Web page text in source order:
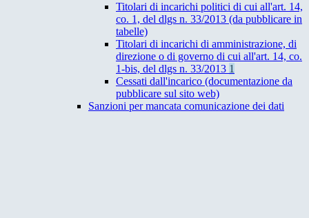
Titolari di incarichi politici di cui all'art. 14,
co. 1, del dlgs n. 33/2013 (da pubblicare in
tabelle)
Titolari di incarichi di amministrazione, di
direzione o di governo di cui all'art. 14, co.
1-bis, del dlgs n. 33/2013 1
Cessati dall'incarico (documentazione da
pubblicare sul sito web)
Sanzioni per mancata comunicazione dei dati